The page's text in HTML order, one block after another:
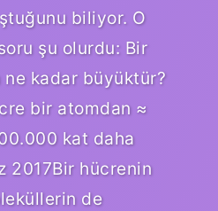
biliyor. O
şu olurdu: Bir
kadar büyüktür?
bir atomdan ≈
kat daha
2017Bir hücrenin
de